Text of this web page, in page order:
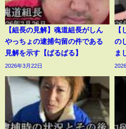
【組長の見解】魂道組長がしん
やっちょの逮捕勾留の件である
見解を示す【ぱるぱる】
2026年3月22日
【
の
ま